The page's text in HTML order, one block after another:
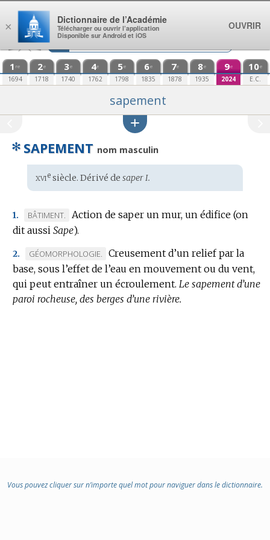
Aller au contenu
1 re
1694
2e
1718
3e
1740
4e
1762
5e
1798
6e
1835
7e
1878
8e
1935
9e
2024
10e
E.C.
sapement
✻ SAPEMENT nom masculin
Étymologie
:
xviesiècle. Dérivé de saper I.
1.
MARQUE
DE
BÂTIMENT.
Action de saper un mur, un édifice (on
dit aussi Sape).
2.
MARQUE
DE
DOMAINE
:
GÉOMORPHOLOGIE.
Creusement d’un relief par la
base, sous l’effet de l’eau en mouvement ou du vent,
qui peut entraîner un écroulement. Le sapement d’une
paroi rocheuse, des berges d’une rivière.
Vous pouvez cliquer sur n’importe quel mot pour naviguer dans le dictionnaire.
×
Dictionnaire de l’Académie
Télécharger ou ouvrir l’application
Disponible sur Android et iOS
OUVRIR